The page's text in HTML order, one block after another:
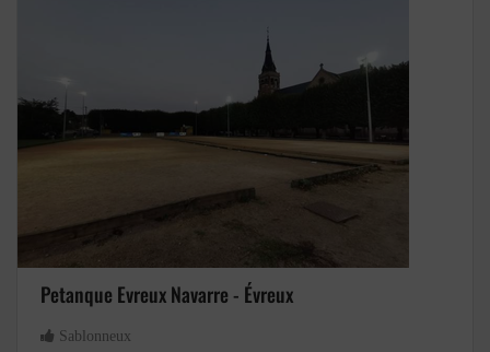
Petanque Evreux Navarre - Évreux
Sablonneux